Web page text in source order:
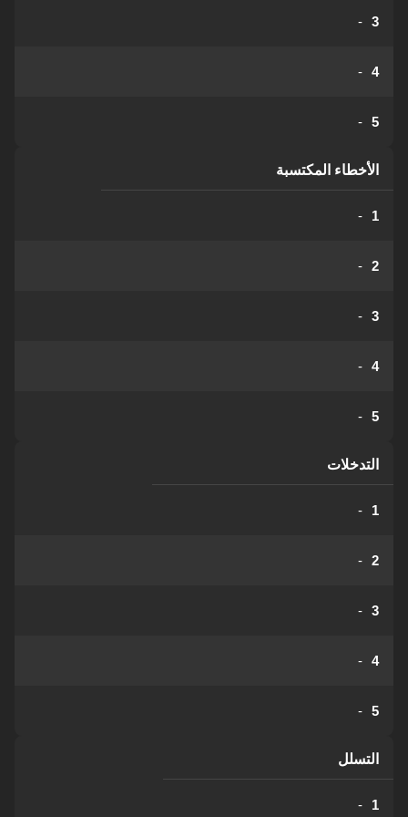
3
-
4
-
5
-
الأخطاء المكتسبة
1
-
2
-
3
-
4
-
5
-
التدخلات
1
-
2
-
3
-
4
-
5
-
التسلل
1
-